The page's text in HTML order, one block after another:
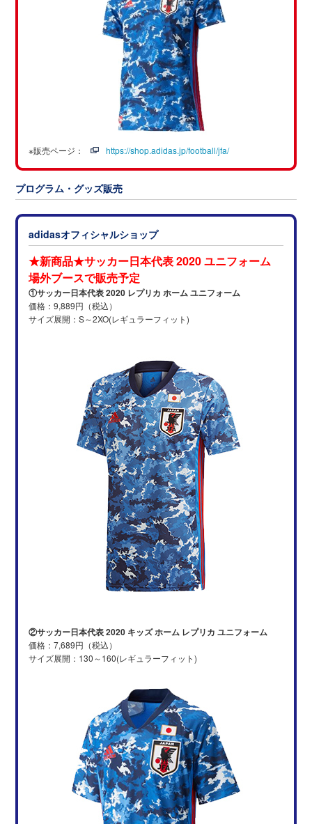
※販売ページ： https://shop.adidas.jp/football/jfa/
プログラム・グッズ販売
adidasオフィシャルショップ
★新商品★サッカー日本代表 2020 ユニフォーム
場外ブースで販売予定
①サッカー日本代表 2020 レプリカ ホーム ユニフォーム
価格：9,889円（税込）
サイズ展開：S～2XO(レギュラーフィット)
②サッカー日本代表 2020 キッズ ホーム レプリカ ユニフォーム
価格：7,689円（税込）
サイズ展開：130～160(レギュラーフィット)